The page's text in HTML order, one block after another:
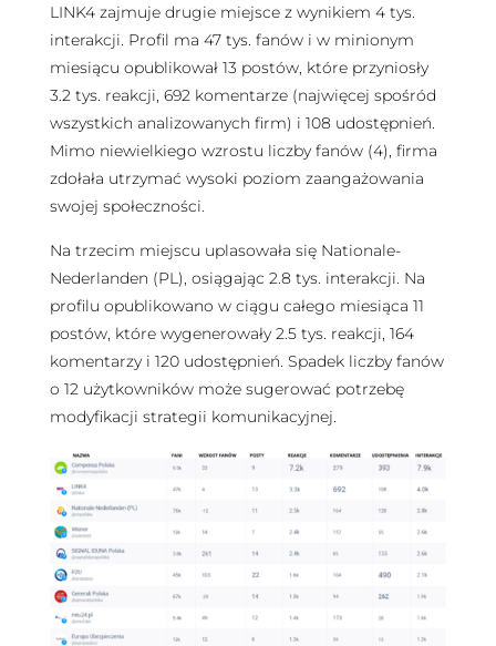
LINK4 zajmuje drugie miejsce z wynikiem 4 tys.
interakcji. Profil ma 47 tys. fanów i w minionym
miesiącu opublikował 13 postów, które przyniosły
3.2 tys. reakcji, 692 komentarze (najwięcej spośród
wszystkich analizowanych firm) i 108 udostępnień.
Mimo niewielkiego wzrostu liczby fanów (4), firma
zdołała utrzymać wysoki poziom zaangażowania
swojej społeczności.
Na trzecim miejscu uplasowała się Nationale-
Nederlanden (PL), osiągając 2.8 tys. interakcji. Na
profilu opublikowano w ciągu całego miesiąca 11
postów, które wygenerowały 2.5 tys. reakcji, 164
komentarzy i 120 udostępnień. Spadek liczby fanów
o 12 użytkowników może sugerować potrzebę
modyfikacji strategii komunikacyjnej.